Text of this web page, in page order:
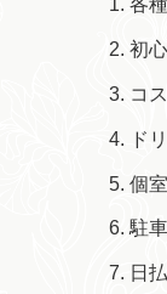
各
初
コ
ド
個
駐
日